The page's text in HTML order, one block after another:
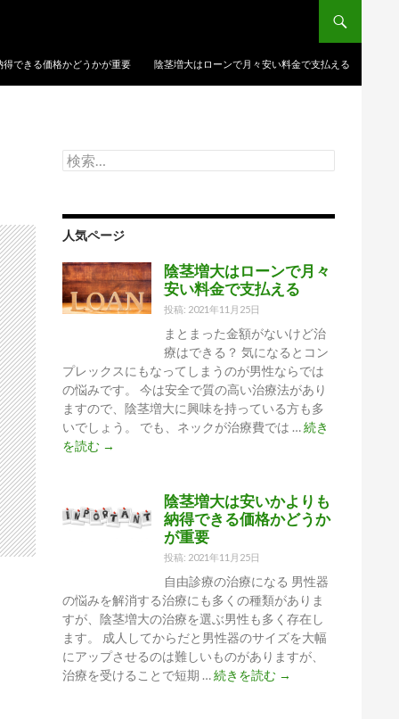
できる価格かどうかが重要 陰茎増大はローンで月々安い料金で支払える
検
索:
人気ページ
陰茎増大はローンで月々
安い料金で支払える
投稿: 2021年11月25日
まとまった金額がないけど治
療はできる？ 気になるとコン
プレックスにもなってしまうのが男性ならでは
の悩みです。 今は安全で質の高い治療法があり
ますので、陰茎増大に興味を持っている方も多
いでしょう。 でも、ネックが治療費では …続き
を読む 陰
は
で
月々
安
い
料
→
陰茎増大は安いかよりも
納得できる価格かどうか
が重要
投稿: 2021年11月25日
自由診療の治療になる 男性器
の悩みを解消する治療にも多くの種類がありま
すが、陰茎増大の治療を選ぶ男性も多く存在し
ます。 成人してからだと男性器のサイズを大幅
にアップさせるのは難しいものがありますが、
治療を受けることで短期 …続きを読む 陰
→